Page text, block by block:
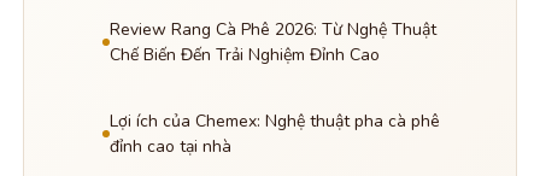
Review Rang Cà Phê 2026: Từ Nghệ Thuật
Chế Biến Đến Trải Nghiệm Đỉnh Cao
Lợi ích của Chemex: Nghệ thuật pha cà phê
đỉnh cao tại nhà